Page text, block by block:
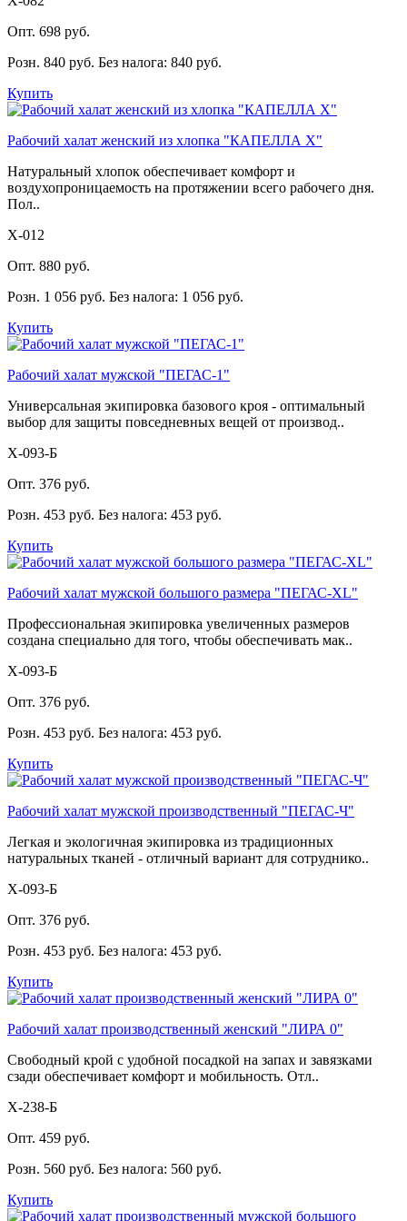
Опт. 698 руб.
Розн. 840 руб. Без налога: 840 руб.
Купить
Рабочий халат женский из хлопка "КАПЕЛЛА Х"
Натуральный хлопок обеспечивает комфорт и
воздухопроницаемость на протяжении всего рабочего дня.
Пол..
Х-012
Опт. 880 руб.
Розн. 1 056 руб. Без налога: 1 056 руб.
Купить
Рабочий халат мужской "ПЕГАС-1"
Универсальная экипировка базового кроя - оптимальный
выбор для защиты повседневных вещей от производ..
Х-093-Б
Опт. 376 руб.
Розн. 453 руб. Без налога: 453 руб.
Купить
Рабочий халат мужской большого размера "ПЕГАС-XL"
Профессиональная экипировка увеличенных размеров
создана специально для того, чтобы обеспечивать мак..
Х-093-Б
Опт. 376 руб.
Розн. 453 руб. Без налога: 453 руб.
Купить
Рабочий халат мужской производственный "ПЕГАС-Ч"
Легкая и экологичная экипировка из традиционных
натуральных тканей - отличный вариант для сотруднико..
Х-093-Б
Опт. 376 руб.
Розн. 453 руб. Без налога: 453 руб.
Купить
Рабочий халат производственный женский "ЛИРА 0"
Свободный крой с удобной посадкой на запах и завязками
сзади обеспечивает комфорт и мобильность. Отл..
Х-238-Б
Опт. 459 руб.
Розн. 560 руб. Без налога: 560 руб.
Купить